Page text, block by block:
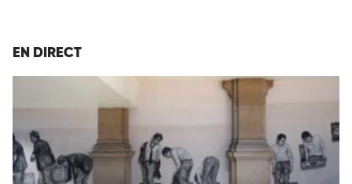
EN DIRECT